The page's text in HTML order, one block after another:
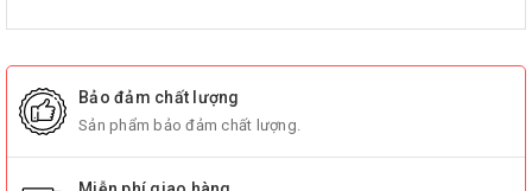
Bảo đảm chất lượng
Sản phẩm bảo đảm chất lượng.